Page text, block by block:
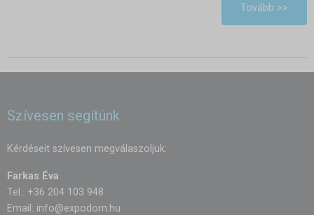
Tovább >>
Szívesen segítünk
Kérdéseit szívesen megválaszoljuk:
Farkas Éva
Tel.: +36 204 103 948
Email: info@expodom.hu